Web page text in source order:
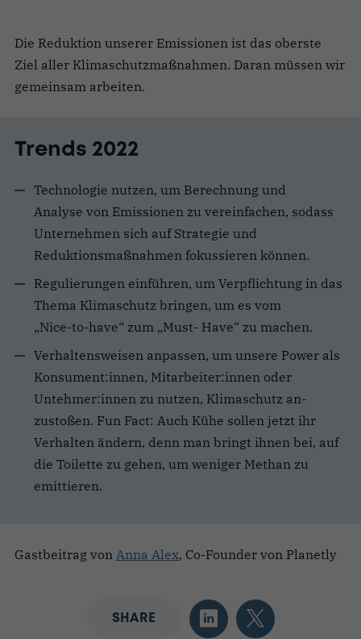
Die Reduktion unserer Emissionen ist das oberste
Ziel aller Klimaschutzmaßnahmen. Daran müssen wir
gemeinsam arbeiten.
Trends 2022
Technologie nutzen, um Berechnung und
Analyse von Emissionen zu vereinfachen, sodass
Unternehmen sich auf Strategie und
Reduktionsmaßnahmen fokussieren können.
Regulierungen einführen, um Verpflichtung in das
Thema Klimaschutz bringen, um es vom
„Nice-to-have“ zum „Must- Have“ zu machen.
Verhaltensweisen anpassen, um unsere Power als
Konsument:innen, Mitarbeiter:innen oder
Untehmer:innen zu nutzen, Klimaschutz an-
zustoßen. Fun Fact: Auch Kühe sollen jetzt ihr
Verhalten ändern, denn man bringt ihnen bei, auf
die Toilette zu gehen, um weniger Methan zu
emittieren.
Gastbeitrag von Anna Alex, Co-Founder von Planetly
SHARE